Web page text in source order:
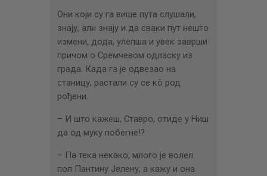
Они који су га више пута слушали,
знају, али знају и да сваки пут нешто
измени, дода, улепша и увек заврши
причом о Сремчевом одласку из
града. Када га је одвезао на
станицу, растали су се кô род
рођени.
– И што кажеш, Ставро, отиде у Ниш
да од муку побегне!?
– Па тека некако, млого је волел
поп Пантину Јелену, а кажу и она